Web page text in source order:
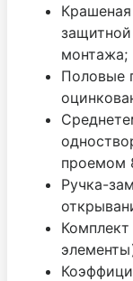
монтажа;
Половые
проемом
Ручка-